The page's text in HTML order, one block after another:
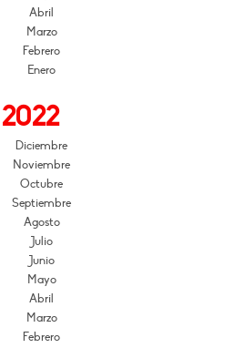
Abril
Marzo
Febrero
Enero
2022
Diciembre
Noviembre
Octubre
Septiembre
Agosto
Julio
Junio
Mayo
Abril
Marzo
Febrero